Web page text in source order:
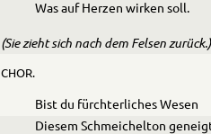
Was auf Herzen wirken soll.
(Sie zieht sich nach dem Felsen zurück.)
CHOR.
Bist du fürchterliches Wesen
Diesem Schmeichelton